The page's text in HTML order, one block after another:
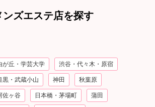
ンズエステ店を探す
が丘・学芸大学 渋谷・代々木・原宿
黒・武蔵小山 神田 秋葉原
佐ヶ谷 日本橋・茅場町 蒲田